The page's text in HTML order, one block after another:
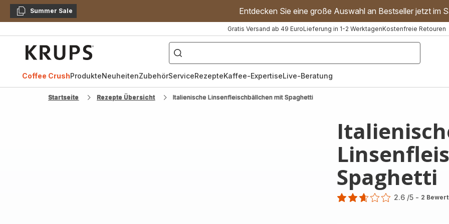
KopierenSummer Sale Entdecken Sie eine große Auswahl an Bestseller jetzt im
Gratis Versand ab 49 EuroLieferung in 1-2 WerktagenKostenfreie Retouren
["Kaffeevollautomat","Handmixer","Waffeleisen"]
Coffee CrushProdukteNeuheitenZubehörServiceRezepteKaffee-ExpertiseLive-Beratung
Startseite Rezepte Übersicht Italienische Linsenfleischbällchen mit Spaghetti
Spaghetti
2.6 /5 - 2